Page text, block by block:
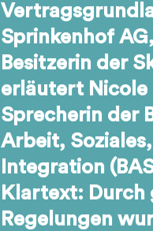
Sprinkenhof
Besitzerin der
erläutert Nicole
Sprecherin der
Arbeit,
Integration
Klartext: Durch
Regelungen